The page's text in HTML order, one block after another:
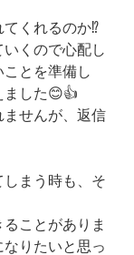
くれるのか⁉️
くので心配し
とを準備し
ました😊👍
せんが、返信
まう時も、そ
ことがありま
りたいと思っ